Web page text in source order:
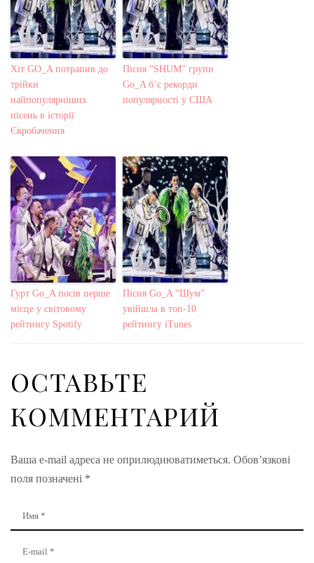
Хіт GO_A потрапив до
трійки
найпопулярніших
пісень в історії
Євробачення
Пісня “SHUM” групи
Go_A б’є рекорди
популярності у США
Гурт Go_A посів перше
місце у світовому
рейтингу Spotify
Пісня Gо_A “Шум”
увійшла в топ-10
рейтингу iTunes
ОСТАВЬТЕ
КОММЕНТАРИЙ
Ваша e-mail адреса не оприлюднюватиметься. Обов’язкові
поля позначені *